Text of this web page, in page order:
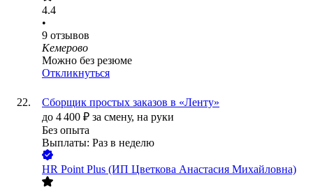
4.4
•
9 отзывов
Кемерово
Можно без резюме
Откликнуться
Сборщик простых заказов в «Ленту»
до 4 400 ₽ за смену, на руки
Без опыта
Выплаты: Раз в неделю
HR Point Plus (ИП Цветкова Анастасия Михайловна)